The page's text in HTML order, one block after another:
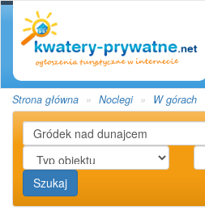
Strona główna Noclegi W górach
Szukaj